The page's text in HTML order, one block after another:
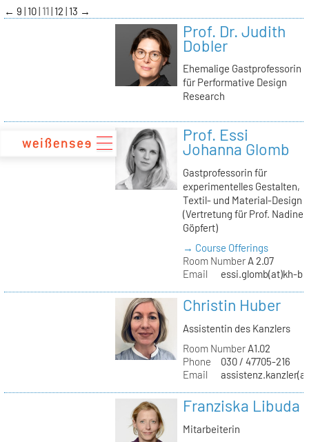
zum
Inhalt
← 9 10 11 12 13 →
Prof. Dr. Judith
Dobler
Ehemalige Gastprofessorin
für Performative Design
Research
Prof. Essi
Johanna Glomb
Gastprofessorin für
experimentelles Gestalten,
Textil- und Material-Design
(Vertretung für Prof. Nadine
Göpfert)
→ Course Offerings
Room NumberA 2.07
Email
essi.glomb(at)kh-
Christin Huber
Assistentin des Kanzlers
Room NumberA1.02
Phone
030 / 47705-216
Email
Franziska Libuda
Mitarbeiterin